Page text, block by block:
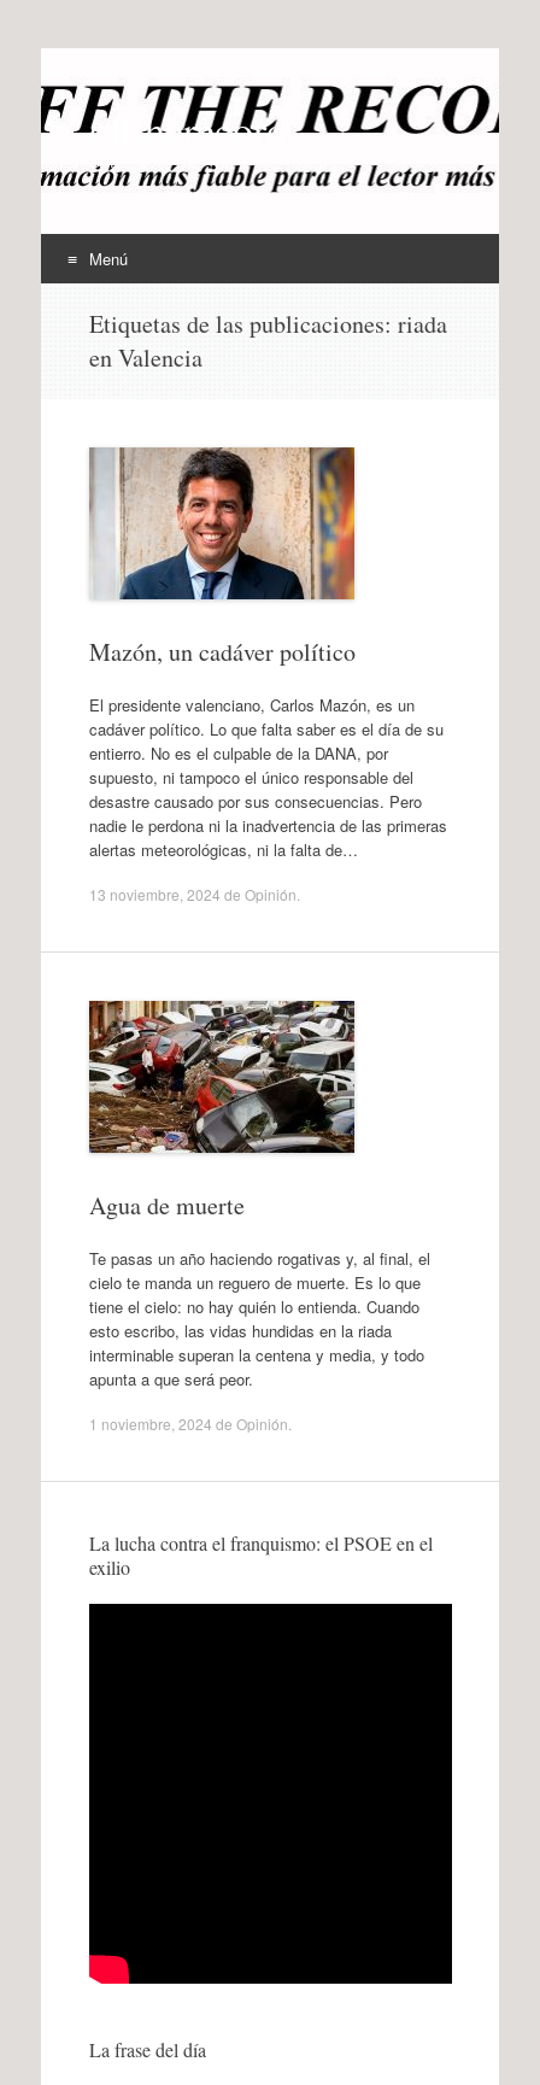
offtherecord
OTR
Menú
contenido
Etiquetas de las publicaciones: riada
en Valencia
Mazón, un cadáver político
El presidente valenciano, Carlos Mazón, es un
cadáver político. Lo que falta saber es el día de su
entierro. No es el culpable de la DANA, por
supuesto, ni tampoco el único responsable del
desastre causado por sus consecuencias. Pero
nadie le perdona ni la inadvertencia de las primeras
alertas meteorológicas, ni la falta de…
13 noviembre, 2024 de Opinión
Agua de muerte
Te pasas un año haciendo rogativas y, al final, el
cielo te manda un reguero de muerte. Es lo que
tiene el cielo: no hay quién lo entienda. Cuando
esto escribo, las vidas hundidas en la riada
interminable superan la centena y media, y todo
apunta a que será peor.
1 noviembre, 2024 de Opinión
La lucha contra el franquismo: el PSOE en el
exilio
La frase del día